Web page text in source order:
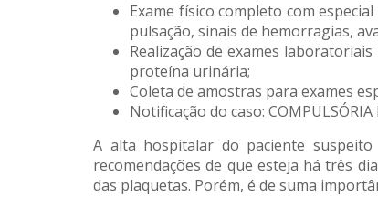
Exame físico completo com
pulsação, sinais de hemorragias,
Realização de exames
proteína urinária;
Coleta de amostras para exames
Notificação do caso: COMPULSÓRIA
A alta hospitalar do paciente
recomendações de que esteja há três
das plaquetas. Porém, é de suma